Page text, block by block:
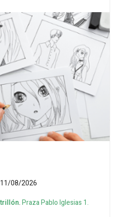
11/08/2026
.Praza Pablo Iglesias 1.